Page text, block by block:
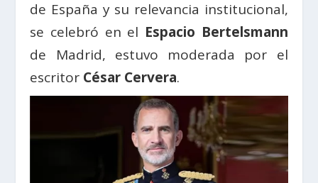
de España y su relevancia institucional,
se celebró en el Espacio Bertelsmann
de Madrid, estuvo moderada por el
escritor César Cervera.